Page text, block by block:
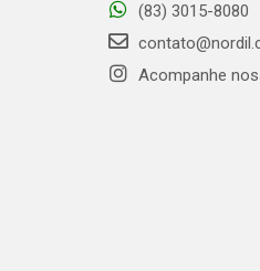
(83) 3015-8080
Acompanhe